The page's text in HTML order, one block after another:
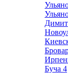
Буча 4